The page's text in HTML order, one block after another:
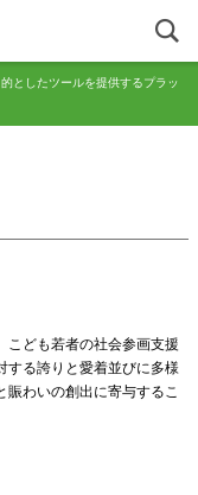
としたツールを提供するプラッ
こども若者の社会参画支援
する誇りと愛着並びに多様
賑わいの創出に寄与するこ